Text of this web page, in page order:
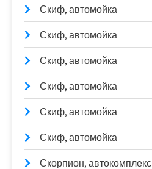
Скиф, автомойка
Скиф, автомойка
Скиф, автомойка
Скиф, автомойка
Скиф, автомойка
Скиф, автомойка
Скорпион, автокомплекс